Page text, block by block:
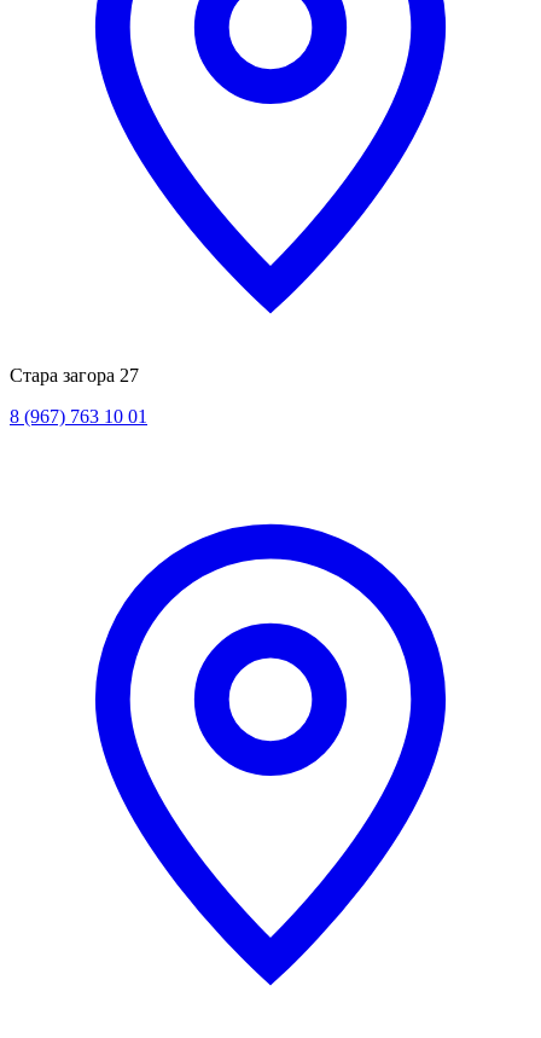
Стара загора 27
8 (967) 763 10 01